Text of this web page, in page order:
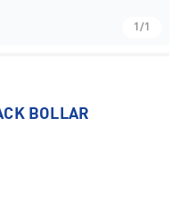
1/1
BOLLAR